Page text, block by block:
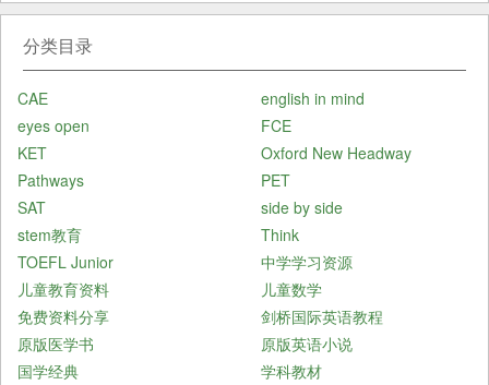
分类目录
CAE
english in mind
eyes open
FCE
KET
Oxford New Headway
Pathways
PET
SAT
side by side
stem教育
Think
TOEFL Junior
中学学习资源
儿童教育资料
儿童数学
免费资料分享
剑桥国际英语教程
原版医学书
原版英语小说
国学经典
学科教材